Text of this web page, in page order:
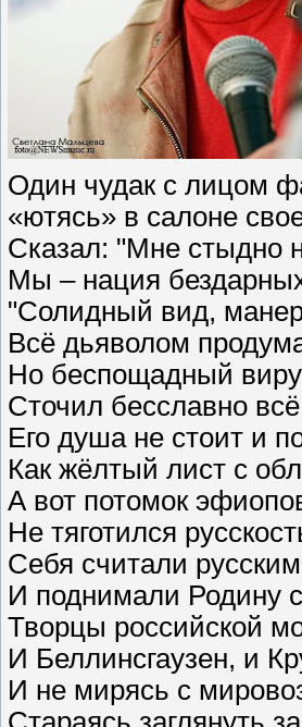
Один чудак с лицом
«ютясь» в салоне
Сказал: "Мне стыдно
Мы – нация
"Солидный вид,
Всё дьяволом
Но беспощадный
Сточил бесславно всё
Его душа не стоит и
Как жёлтый лист с
А вот потомок
Не тяготился
Себя считали
И поднимали Родину
Творцы российской
И Беллинсгаузен, и
И не мирясь с